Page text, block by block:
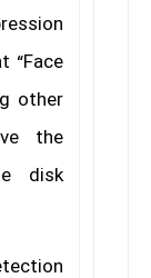
“Face
other
the
disk